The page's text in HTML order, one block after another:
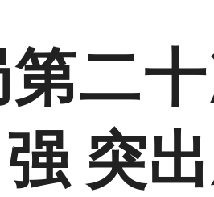
二
突